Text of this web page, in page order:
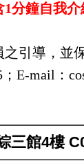
分鐘自我介
引導，並
E-mail：
三館4樓